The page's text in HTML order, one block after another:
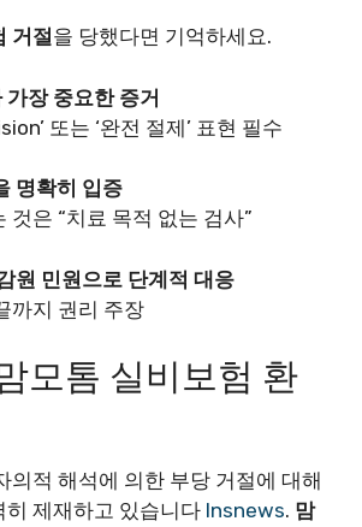
거절을 당했다면 기억하세요.
장 중요한 증거
또는 ‘완전 절제’ 표현 필수
명확히 입증
것은 “치료 목적 없는 검사”
원 민원으로 단계적 대응
까지 권리 주장
모톰 실비보험 환
의적 해석에 의한 부당 거절에 대해
히 제재하고 있습니다 Insnews. 맘